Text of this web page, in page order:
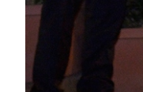
I MIEI PREFERITI